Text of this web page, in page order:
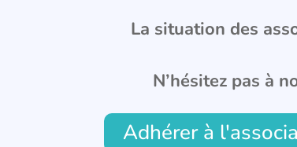
La situation des
N’hésitez pas à
Adhérer à